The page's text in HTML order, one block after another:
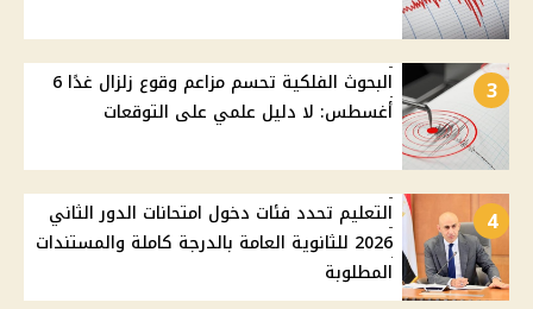
3
البحوث الفلكية تحسم مزاعم وقوع زلزال غدًا 6
أغسطس: لا دليل علمي على التوقعات
4
التعليم تحدد فئات دخول امتحانات الدور الثاني
2026 للثانوية العامة بالدرجة كاملة والمستندات
المطلوبة